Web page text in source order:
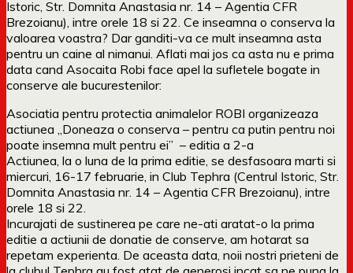
Istoric, Str. Domnita Anastasia nr. 14 – Agentia CFR
Brezoianu), intre orele 18 si 22. Ce inseamna o conserva la
valoarea voastra? Dar ganditi-va ce mult inseamna asta
pentru un caine al nimanui. Aflati mai jos ca asta nu e prima
data cand Asocaita Robi face apel la sufletele bogate in
conserve ale bucurestenilor:
Asociatia pentru protectia animalelor ROBI organizeaza
actiunea „Doneaza o conserva – pentru ca putin pentru noi
poate insemna mult pentru ei” – editia a 2-a
Actiunea, la o luna de la prima editie, se desfasoara marti si
miercuri, 16-17 februarie, in Club Tephra (Centrul Istoric, Str.
Domnita Anastasia nr. 14 – Agentia CFR Brezoianu), intre
orele 18 si 22.
Incurajati de sustinerea pe care ne-ati aratat-o la prima
editie a actiunii de donatie de conserve, am hotarat sa
repetam experienta. De aceasta data, noii nostri prieteni de